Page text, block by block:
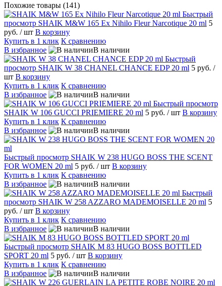
Похожие товары (141)
Быстрый
просмотр SHAIK M&W 165 Ex Nihilo Fleur Narcotique 20 ml 5
руб. / шт В корзину
Купить в 1 клик К сравнению
В избранное
В наличии
Быстрый
просмотр SHAIK W 38 CHANEL CHANCE EDP 20 ml 5 руб. /
шт В корзину
Купить в 1 клик К сравнению
В избранное
В наличии
Быстрый просмотр
SHAIK W 106 GUCCI PRIEMIERE 20 ml 5 руб. / шт В корзину
Купить в 1 клик К сравнению
В избранное
В наличии
Быстрый просмотр SHAIK W 238 HUGO BOSS THE SCENT
FOR WOMEN 20 ml 5 руб. / шт В корзину
Купить в 1 клик К сравнению
В избранное
В наличии
Быстрый
просмотр SHAIK W 258 AZZARO MADEMOISELLE 20 ml 5
руб. / шт В корзину
Купить в 1 клик К сравнению
В избранное
В наличии
Быстрый просмотр SHAIK M 83 HUGO BOSS BOTTLED
SPORT 20 ml 5 руб. / шт В корзину
Купить в 1 клик К сравнению
В избранное
В наличии